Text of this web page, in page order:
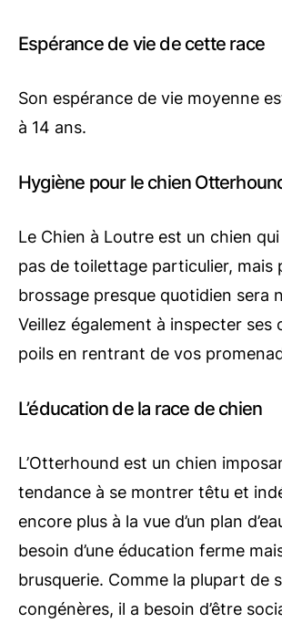
Espérance de vie de cette race
Son espérance de vie moyenne
à 14 ans.
Hygiène pour le chien
Le Chien à Loutre est un chien
pas de toilettage particulier, mais
brossage presque quotidien sera
Veillez également à inspecter ses
poils en rentrant de vos
L’éducation de la race de chien
L’Otterhound est un chien
tendance à se montrer têtu et
encore plus à la vue d’un plan
besoin d’une éducation ferme
brusquerie. Comme la plupart de
congénères, il a besoin d’être